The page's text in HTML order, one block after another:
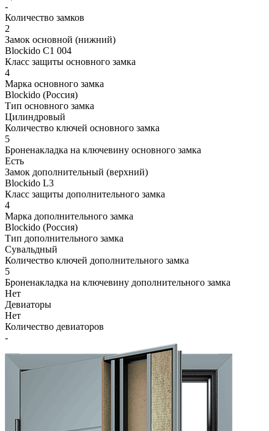
-
Количество замков
2
Замок основной (нижний)
Blockido C1 004
Класс защиты основного замка
4
Марка основного замка
Blockido (Россия)
Тип основного замка
Цилиндровый
Количество ключей основного замка
5
Броненакладка на ключевину основного замка
Есть
Замок дополнительный (верхний)
Blockido L3
Класс защиты дополнительного замка
4
Марка дополнительного замка
Blockido (Россия)
Тип дополнительного замка
Сувальдный
Количество ключей дополнительного замка
5
Броненакладка на ключевину дополнительного замка
Нет
Девиаторы
Нет
Количество девиаторов
-